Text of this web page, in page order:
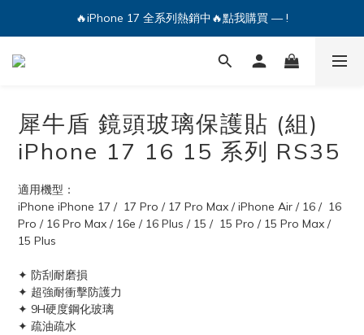
🔥iPhone 17 全系列熱銷中🔥點我購買 — !
🔥iPhone 17 全系列熱銷中🔥點我購買 — !
💕加入Q哥 Line 新好友領優惠券！🎫
犀牛盾 鏡頭玻璃保護貼 (組)
iPhone 17 16 15 系列 RS35
適用機型：
iPhone iPhone 17 /  17 Pro / 17 Pro Max / iPhone Air / 16 /  16
Pro / 16 Pro Max / 16e / 16 Plus / 15 /  15 Pro / 15 Pro Max /
15 Plus
✦ 防刮耐磨損
✦ 超強耐衝擊防護力
✦ 9H硬度鋼化玻璃
✦ 疏油疏水